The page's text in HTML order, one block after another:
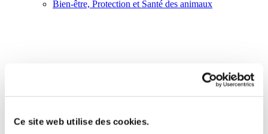
Ce site web utilise des cookies.
Bien-être, Protection et Santé des animaux